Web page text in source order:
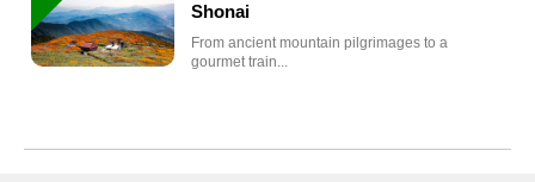
Shonai
From ancient mountain pilgrimages to a
gourmet train...